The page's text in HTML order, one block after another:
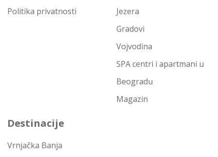
Politika privatnosti
Jezera
Gradovi
Vojvodina
SPA centri i apartmani u
Beogradu
Magazin
Destinacije
Vrnjačka Banja